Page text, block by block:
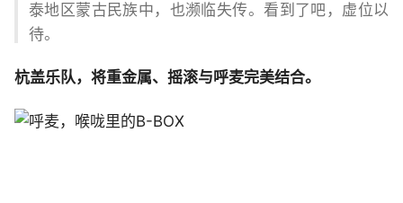
泰地区蒙古民族中，也濒临失传。看到了吧，虚位以
待。
杭盖乐队，将重金属、摇滚与呼麦完美结合。